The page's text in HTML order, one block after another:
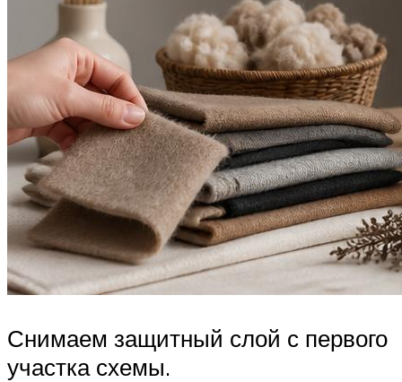
Снимаем защитный слой с первого
участка схемы.